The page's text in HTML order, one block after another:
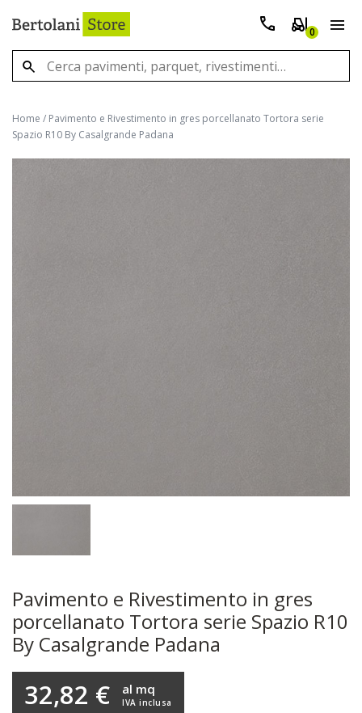
0
Home / Pavimento e Rivestimento in gres porcellanato Tortora serie
Spazio R10 By Casalgrande Padana
Pavimento e Rivestimento in gres
porcellanato Tortora serie Spazio R10
By Casalgrande Padana
32,82 € IVA inclusa
al mq